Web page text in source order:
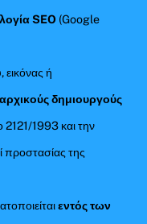
SEO (Google
εικόνας ή
δημιουργούς
1993 και την
της
εντός των